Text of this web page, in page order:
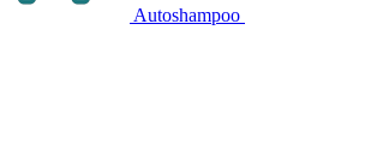
Autoshampoo